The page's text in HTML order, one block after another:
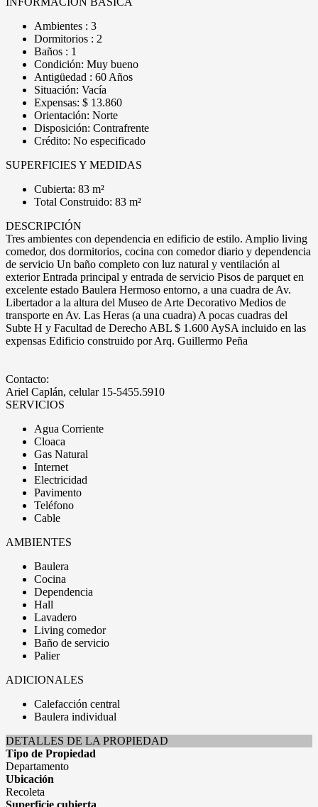
Ambientes : 3
Dormitorios : 2
Baños : 1
Condición: Muy bueno
Antigüedad : 60 Años
Situación: Vacía
Expensas: $ 13.860
Orientación: Norte
Disposición: Contrafrente
Crédito: No especificado
SUPERFICIES Y MEDIDAS
Cubierta: 83 m²
Total Construido: 83 m²
DESCRIPCIÓN
Tres ambientes con dependencia en edificio de estilo. Amplio living
comedor, dos dormitorios, cocina con comedor diario y dependencia
de servicio Un baño completo con luz natural y ventilación al
exterior Entrada principal y entrada de servicio Pisos de parquet en
excelente estado Baulera Hermoso entorno, a una cuadra de Av.
Libertador a la altura del Museo de Arte Decorativo Medios de
transporte en Av. Las Heras (a una cuadra) A pocas cuadras del
Subte H y Facultad de Derecho ABL $ 1.600 AySA incluido en las
expensas Edificio construido por Arq. Guillermo Peña
Contacto:
Ariel Caplán, celular 15-5455.5910
SERVICIOS
Agua Corriente
Cloaca
Gas Natural
Internet
Electricidad
Pavimento
Teléfono
Cable
AMBIENTES
Baulera
Cocina
Dependencia
Hall
Lavadero
Living comedor
Baño de servicio
Palier
ADICIONALES
Calefacción central
Baulera individual
DETALLES DE LA PROPIEDAD
Tipo de Propiedad
Departamento
Ubicación
Recoleta
Superficie cubierta